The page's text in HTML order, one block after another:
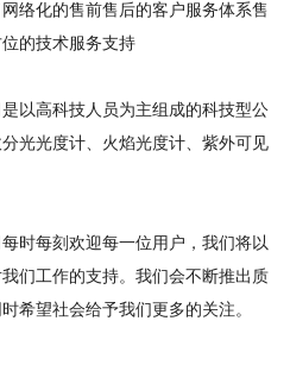
络化的售前售后的客户服务体系售
的技术服务支持
以高科技人员为主组成的科技型公
光光度计、火焰光度计、紫外可见
时每刻欢迎每一位用户，我们将以
们工作的支持。我们会不断推出质
希望社会给予我们更多的关注。